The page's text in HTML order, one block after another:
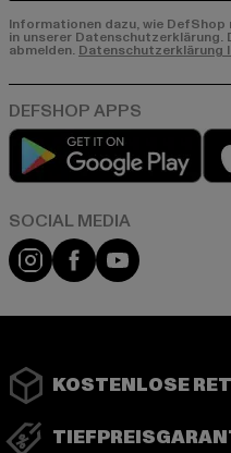
Informationen dazu, wie
in unserer
abmelden. Datenschutzerklärung
Instagram
FacebookYouTube
KOSTENLOSE